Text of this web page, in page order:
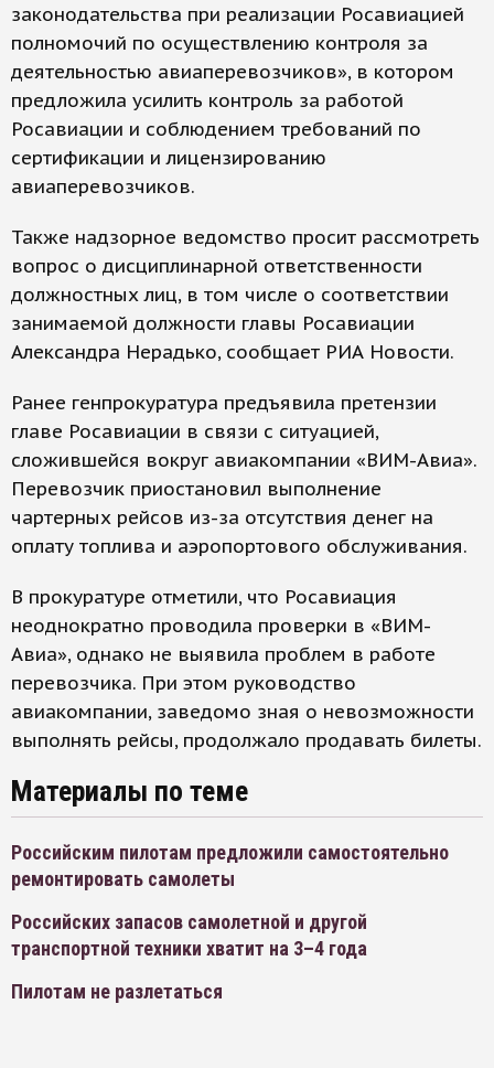
законодательства при реализации Росавиацией
полномочий по осуществлению контроля за
деятельностью авиаперевозчиков», в котором
предложила усилить контроль за работой
Росавиации и соблюдением требований по
сертификации и лицензированию
авиаперевозчиков.
Также надзорное ведомство просит рассмотреть
вопрос о дисциплинарной ответственности
должностных лиц, в том числе о соответствии
занимаемой должности главы Росавиации
Александра Нерадько, сообщает РИА Новости.
Ранее генпрокуратура предъявила претензии
главе Росавиации в связи с ситуацией,
сложившейся вокруг авиакомпании «ВИМ-Авиа».
Перевозчик приостановил выполнение
чартерных рейсов из-за отсутствия денег на
оплату топлива и аэропортового обслуживания.
В прокуратуре отметили, что Росавиация
неоднократно проводила проверки в «ВИМ-
Авиа», однако не выявила проблем в работе
перевозчика. При этом руководство
авиакомпании, заведомо зная о невозможности
выполнять рейсы, продолжало продавать билеты.
Материалы по теме
Российским пилотам предложили самостоятельно
ремонтировать самолеты
Российских запасов самолетной и другой
транспортной техники хватит на 3–4 года
Пилотам не разлетаться